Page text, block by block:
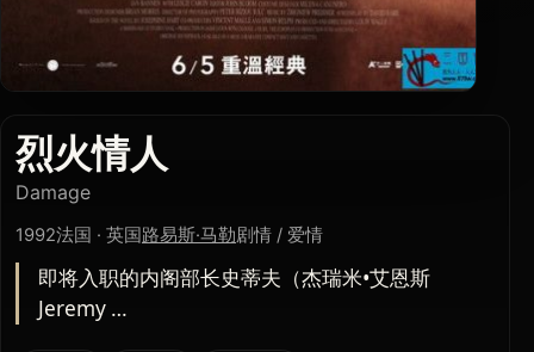
烈火情人
Damage
1992法国 · 英国路易斯·马勒剧情 / 爱情
即将入职的内阁部长史蒂夫（杰瑞米•艾恩斯
Jeremy …